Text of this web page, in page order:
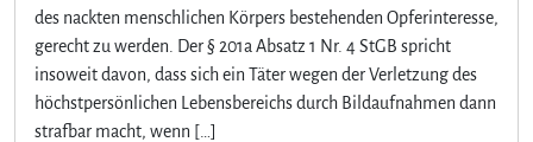
des nackten menschlichen Körpers bestehenden Opferinteresse,
gerecht zu werden. Der § 201a Absatz 1 Nr. 4 StGB spricht
insoweit davon, dass sich ein Täter wegen der Verletzung des
höchstpersönlichen Lebensbereichs durch Bildaufnahmen dann
strafbar macht, wenn […]